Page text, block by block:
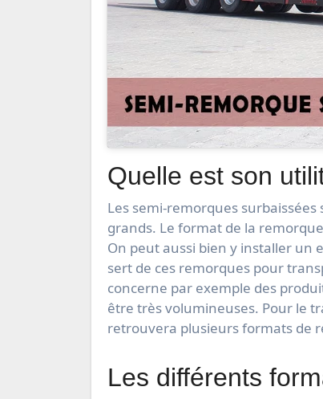
Quelle est son
Les semi-remorques
grands. Le format de la
On peut aussi bien y installer un
sert de ces remorques pour
concerne par exemple des
être très volumineuses. Pour le
retrouvera plusieurs formats de
Les différents